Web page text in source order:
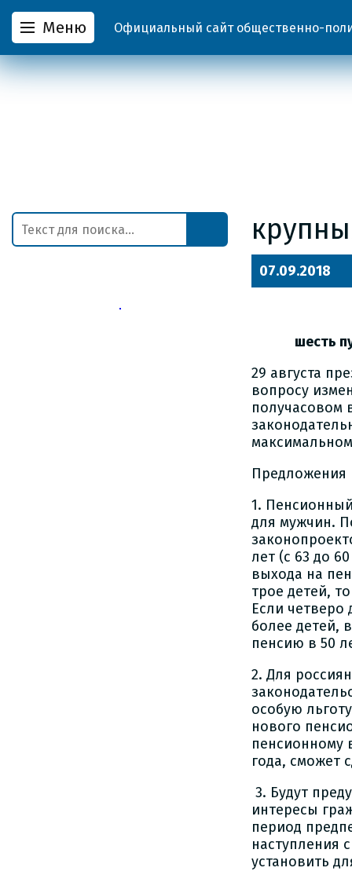
Меню Официальный сайт общественно-
07.09.2018
шесть
29 августа
вопросу
получасовом
Предложения
1.
для мужчин.
лет (с 63 до
выхода на
трое детей,
Если
более детей,
пенсию в 50
2. Для
особую
нового
пенсионному
года, сможет
3. Будут
интересы
период
наступления
установить